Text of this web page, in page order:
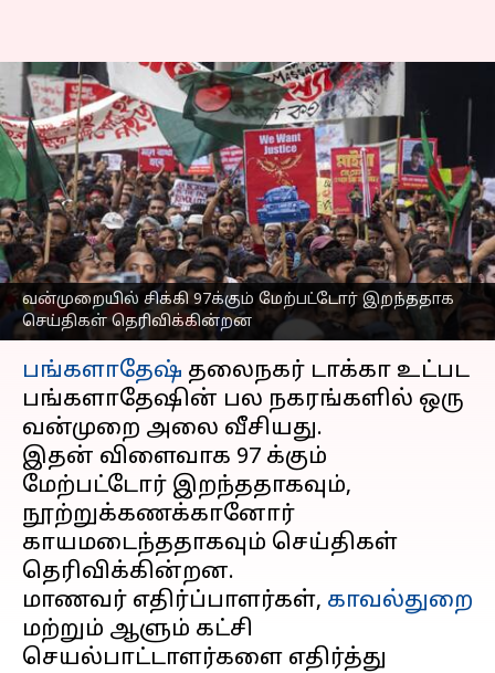
வன்முறையில் சிக்கி 97க்கும் மேற்பட்டோர் இறந்ததாக
செய்திகள் தெரிவிக்கின்றன
பங்களாதேஷில் மீண்டும்
வன்முறை: இந்தியர்கள்
'தீவிர எச்சரிக்கையுடன்'
இருக்குமாறு
வலியுறுத்தப்பட்டுள்ளனர்
எழுதியவர் Venkatalakshmi V Aug 05, 2024 10:03 am
செய்தி முன்னோட்டம்
பங்களாதேஷ் தலைநகர் டாக்கா உட்பட
பங்களாதேஷின் பல நகரங்களில் ஒரு
வன்முறை அலை வீசியது.
இதன் விளைவாக 97 க்கும்
மேற்பட்டோர் இறந்ததாகவும்,
நூற்றுக்கணக்கானோர்
காயமடைந்ததாகவும் செய்திகள்
தெரிவிக்கின்றன.
மாணவர் எதிர்ப்பாளர்கள், காவல்துறை
மற்றும் ஆளும் கட்சி
செயல்பாட்டாளர்களை எதிர்த்து